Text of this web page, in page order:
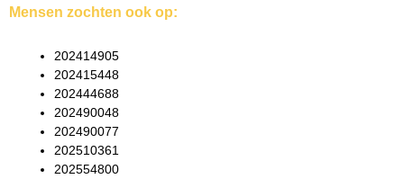
Mensen zochten ook op:
202414905
202415448
202444688
202490048
202490077
202510361
202554800